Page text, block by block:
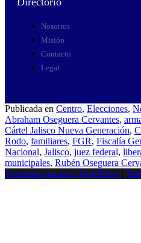
Nosotros
Misión
Contacto
Legal
Publicada en Centro, Elecciones,
Abraham Oseguera Cervantes,
Cártel Jalisco Nueva Generación,
Rodo, familiares, FGR, Fiscalía
Nacional, Jalisco, juez federal,
municipales, Rubén Oseguera
Funciona gracias a WordPress